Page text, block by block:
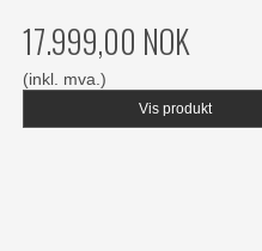
17.999,00 NOK
(inkl. mva.)
Vis produkt